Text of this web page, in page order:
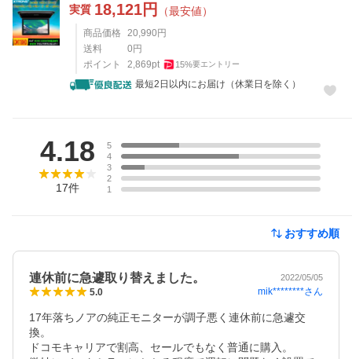
実質 18,121円 （最安値）
商品価格 20,990 円
送料
0 円
ポイント
2,869pt 15%要エントリー
最短2日以内にお届け（休業日を除く）
4.18
17件
5
4
3
2
1
おすすめ順
連休前に急遽取り替えました。 2022/05/05
5.0 mik********さん
17年落ちノアの純正モニターが調子悪く連休前に急遽交
換。
ドコモキャリアで割高、セールでもなく普通に購入。